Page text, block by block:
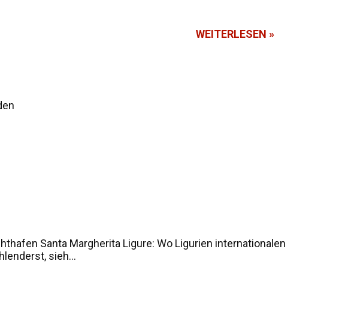
WEITERLESEN »
Santa Margherita Ligure: Wo Ligurien internationalen
sieh...